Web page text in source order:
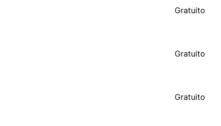
Gratuito
Gratuito
Gratuito